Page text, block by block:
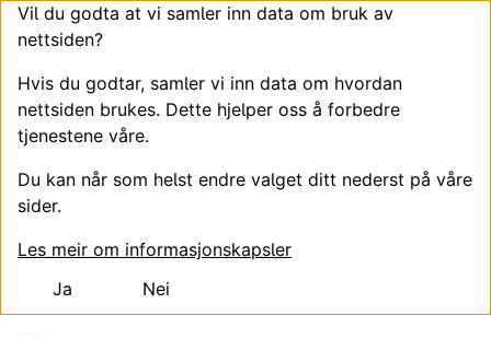
Vil du godta at vi samler inn data om bruk av
nettsiden?
Hvis du godtar, samler vi inn data om hvordan
nettsiden brukes. Dette hjelper oss å forbedre
tjenestene våre.
Du kan når som helst endre valget ditt nederst på våre
sider.
Les meir om informasjonskapsler
Ja
Nei